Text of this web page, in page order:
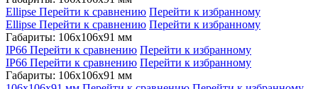
Ellipse Перейти к сравнению Перейти к избранному
Ellipse Перейти к сравнению Перейти к избранному
Габариты: 106x106x91 мм
IP66 Перейти к сравнению Перейти к избранному
IP66 Перейти к сравнению Перейти к избранному
Габариты: 106x106x91 мм